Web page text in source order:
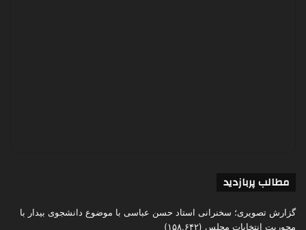
مطالب پربازدید
گزارش تصویری؛ سخنرانی استاد حسن عباسی با موضوع دانشجوی بیدار با
محوریت انتخابات مجلس (۱۵۸,۶۴۲)